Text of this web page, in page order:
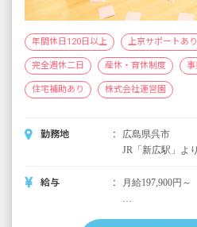
年間休日120日以上 上京サポートあり
完全週休二日 産休・育休制度 事
住宅補助あり 株式会社運営園
勤務地
広島県呉市
JR「新広駅」よ
給与 月給197,900円～